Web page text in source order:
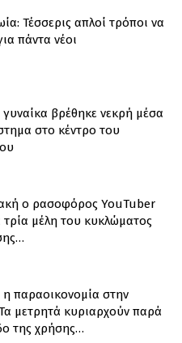
Τέσσερις απλοί τρόποι να
πάντα νέοι
γυναίκα βρέθηκε νεκρή μέσα
στο κέντρο του
o ρασοφόρος YouTuber
τρία μέλη του κυκλώματος
η παραοικονομία στην
μετρητά κυριαρχούν παρά
της χρήσης…